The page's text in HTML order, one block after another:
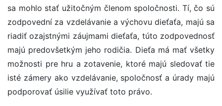
sa mohlo stať užitočným členom spoločnosti. Tí, čo sú
zodpovední za vzdelávanie a výchovu dieťaťa, majú sa
riadiť ozajstnými záujmami dieťaťa, túto zodpovednosť
majú predovšetkým jeho rodičia. Dieťa má mať všetky
možnosti pre hru a zotavenie, ktoré majú sledovať tie
isté zámery ako vzdelávanie, spoločnosť a úrady majú
podporovať úsilie využívať toto právo.